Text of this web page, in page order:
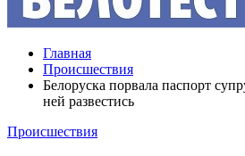
Главная
Происшествия
Белоруска порвала паспорт
ней развестись
Происшествия